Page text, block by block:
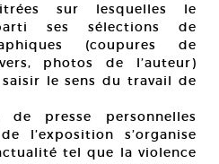
sur lesquelles le
ses sélections de
(coupures de
photos de l’auteur)
le sens du travail de
de presse personnelles
l’exposition s’organise
tel que la violence